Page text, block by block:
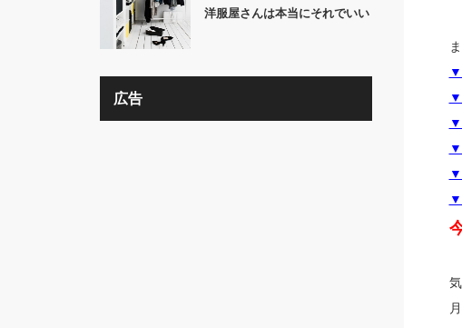
洋服屋さんは本当にそれでいい
広告